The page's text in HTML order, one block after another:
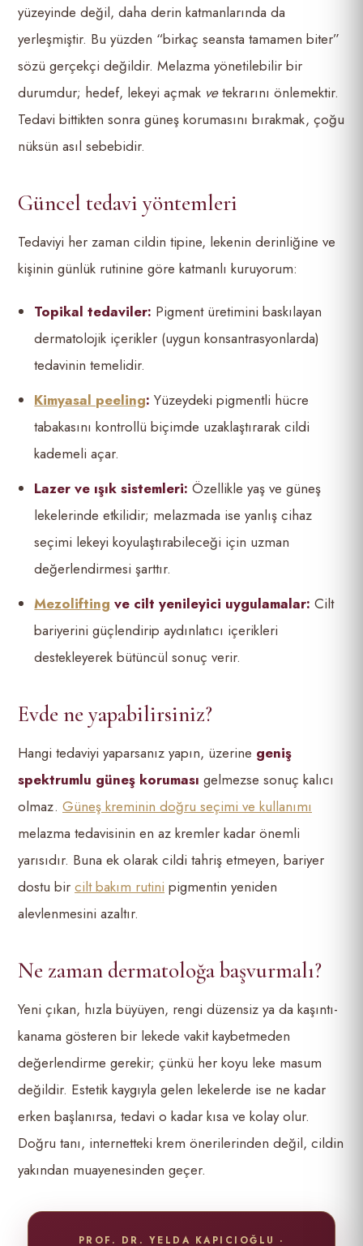
yüzeyinde değil, daha derin katmanlarında da
yerleşmiştir. Bu yüzden “birkaç seansta tamamen biter”
sözü gerçekçi değildir. Melazma yönetilebilir bir
durumdur; hedef, lekeyi açmak vetekrarını önlemektir.
Tedavi bittikten sonra güneş korumasını bırakmak, çoğu
nüksün asıl sebebidir.
Güncel tedavi yöntemleri
Tedaviyi her zaman cildin tipine, lekenin derinliğine ve
kişinin günlük rutinine göre katmanlı kuruyorum:
Topikal tedaviler: Pigment üretimini baskılayan
dermatolojik içerikler (uygun konsantrasyonlarda)
tedavinin temelidir.
Kimyasal peeling: Yüzeydeki pigmentli hücre
tabakasını kontrollü biçimde uzaklaştırarak cildi
kademeli açar.
Lazer ve ışık sistemleri: Özellikle yaş ve güneş
lekelerinde etkilidir; melazmada ise yanlış cihaz
seçimi lekeyi koyulaştırabileceği için uzman
değerlendirmesi şarttır.
Mezolifting ve cilt yenileyici uygulamalar: Cilt
bariyerini güçlendirip aydınlatıcı içerikleri
destekleyerek bütüncül sonuç verir.
Evde ne yapabilirsiniz?
Hangi tedaviyi yaparsanız yapın, üzerine geniş
spektrumlu güneş koruması gelmezse sonuç kalıcı
olmaz. Güneş kreminin doğru seçimi ve kullanımı
melazma tedavisinin en az kremler kadar önemli
yarısıdır. Buna ek olarak cildi tahriş etmeyen, bariyer
dostu bir cilt bakım rutini pigmentin yeniden
alevlenmesini azaltır.
Ne zaman dermatoloğa başvurmalı?
Yeni çıkan, hızla büyüyen, rengi düzensiz ya da kaşıntı-
kanama gösteren bir lekede vakit kaybetmeden
değerlendirme gerekir; çünkü her koyu leke masum
değildir. Estetik kaygıyla gelen lekelerde ise ne kadar
erken başlanırsa, tedavi o kadar kısa ve kolay olur.
Doğru tanı, internetteki krem önerilerinden değil, cildin
yakından muayenesinden geçer.
PROF. DR. YELDA KAPICIOĞLU ·